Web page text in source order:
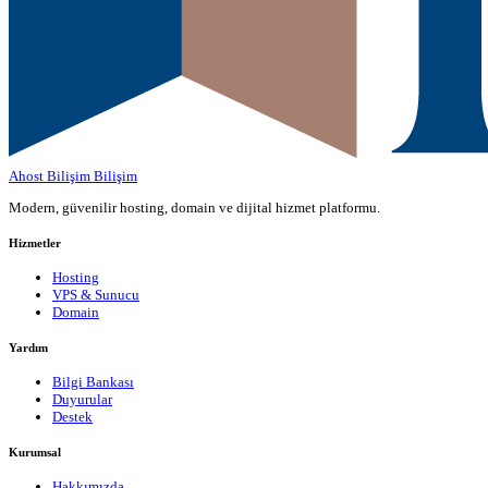
Ahost Bilişim Bilişim
Modern, güvenilir hosting, domain ve dijital hizmet platformu.
Hizmetler
Hosting
VPS & Sunucu
Domain
Yardım
Bilgi Bankası
Duyurular
Destek
Kurumsal